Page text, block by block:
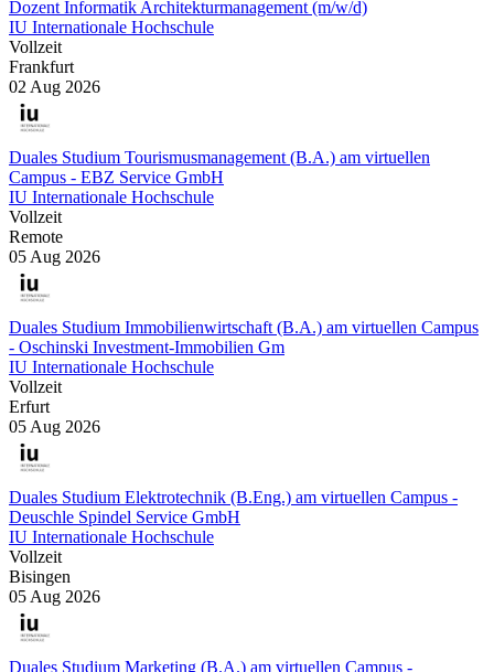
Dozent Informatik Architekturmanagement (m/w/d)
IU Internationale Hochschule
Vollzeit
Frankfurt
02 Aug 2026
Duales Studium Tourismusmanagement (B.A.) am virtuellen
Campus - EBZ Service GmbH
IU Internationale Hochschule
Vollzeit
Remote
05 Aug 2026
Duales Studium Immobilienwirtschaft (B.A.) am virtuellen Campus
- Oschinski Investment-Immobilien Gm
IU Internationale Hochschule
Vollzeit
Erfurt
05 Aug 2026
Duales Studium Elektrotechnik (B.Eng.) am virtuellen Campus -
Deuschle Spindel Service GmbH
IU Internationale Hochschule
Vollzeit
Bisingen
05 Aug 2026
Duales Studium Marketing (B.A.) am virtuellen Campus -